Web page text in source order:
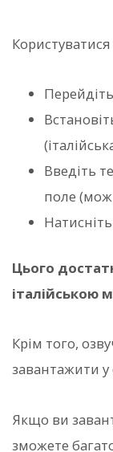
Введіть
поле
Цього
італійською
Крім того,
завантажити у
Якщо ви
зможете